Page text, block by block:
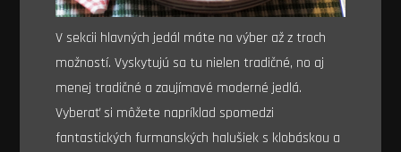
V sekcii hlavných jedál máte na výber až z troch
možností. Vyskytujú sa tu nielen tradičné, no aj
menej tradičné a zaujímavé moderné jedlá.
Vyberať si môžete napríklad spomedzi
fantastických furmanských halušiek s klobáskou a